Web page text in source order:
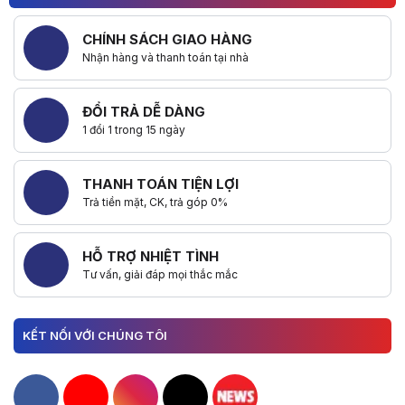
CHÍNH SÁCH GIAO HÀNG
Nhận hàng và thanh toán tại nhà
ĐỔI TRẢ DỄ DÀNG
1 đổi 1 trong 15 ngày
THANH TOÁN TIỆN LỢI
Trả tiền mặt, CK, trả góp 0%
HỖ TRỢ NHIỆT TÌNH
Tư vấn, giải đáp mọi thắc mắc
KẾT NỐI VỚI CHÚNG TÔI